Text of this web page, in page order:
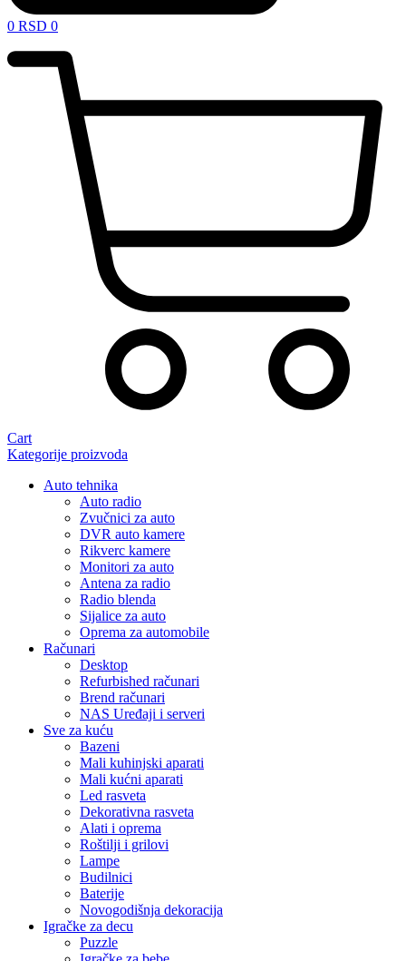
0 RSD 0
Cart
Kategorije proizvoda
Auto tehnika
Auto radio
Zvučnici za auto
DVR auto kamere
Rikverc kamere
Monitori za auto
Antena za radio
Radio blenda
Sijalice za auto
Oprema za automobile
Računari
Desktop
Refurbished računari
Brend računari
NAS Uređaji i serveri
Sve za kuću
Bazeni
Mali kuhinjski aparati
Mali kućni aparati
Led rasveta
Dekorativna rasveta
Alati i oprema
Roštilji i grilovi
Lampe
Budilnici
Baterije
Novogodišnja dekoracija
Igračke za decu
Puzzle